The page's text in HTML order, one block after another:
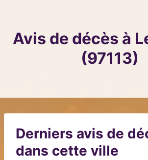
Avis de décès à
(97113)
Derniers avis de
dans cette ville